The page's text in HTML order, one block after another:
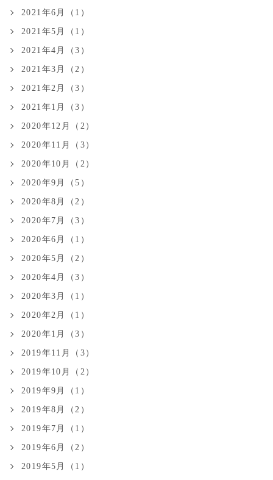
2021年6月（1）
2021年5月（1）
2021年4月（3）
2021年3月（2）
2021年2月（3）
2021年1月（3）
2020年12月（2）
2020年11月（3）
2020年10月（2）
2020年9月（5）
2020年8月（2）
2020年7月（3）
2020年6月（1）
2020年5月（2）
2020年4月（3）
2020年3月（1）
2020年2月（1）
2020年1月（3）
2019年11月（3）
2019年10月（2）
2019年9月（1）
2019年8月（2）
2019年7月（1）
2019年6月（2）
2019年5月（1）